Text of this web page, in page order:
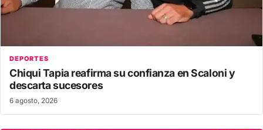
DEPORTES
Chiqui Tapia reafirma su confianza en Scaloni y
descarta sucesores
6 agosto, 2026